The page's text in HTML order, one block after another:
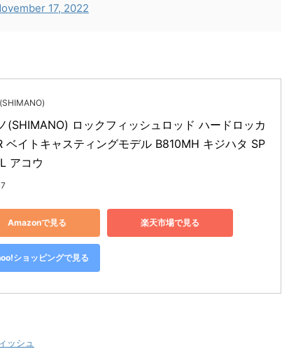
17, 2022
(SHIMANO) ロックフィッシュロッド ハードロッカ
ベイトキャスティングモデル B810MH キジハタ SP
アコウ
Amazonで見る 楽天市場で見る
ショッピングで見る
ッシュ